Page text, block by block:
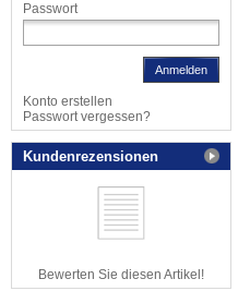
Passwort
Anmelden
Konto erstellen
Passwort vergessen?
Kundenrezensionen
Bewerten Sie diesen Artikel!